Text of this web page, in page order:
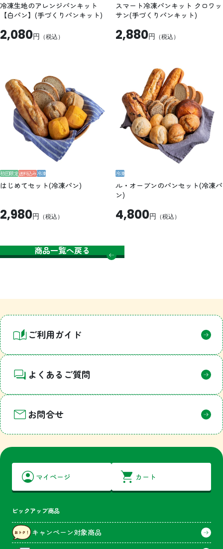
冷凍生地のアレンジパンキット
【白パン】(手づくりパンキット)
2,080円 （税込）
スマート冷凍パンキット クロワッ
サン(手づくりパンキット)
2,880円 （税込）
初回限定送料込み冷凍
はじめてセット(冷凍パン)
2,980円 （税込）
冷凍
ル・オーブンのパンセット(冷凍パ
ン)
4,800円 （税込）
商品一覧へ戻る
ご利用ガイド
よくあるご質問
お問合せ
マイページ カート
ピックアップ商品
キャンペーン対象商品